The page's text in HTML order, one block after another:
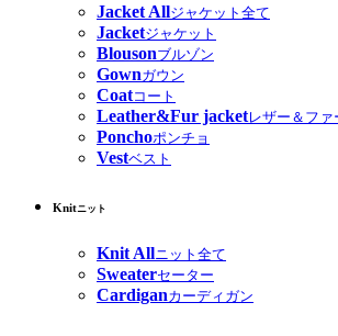
Jacket Allジャケット全て
Jacketジャケット
Blousonブルゾン
Gownガウン
Coatコート
Leather&Fur jacketレザー＆ファ
Ponchoポンチョ
Vestベスト
Knitニット
Knit Allニット全て
Sweaterセーター
Cardiganカーディガン